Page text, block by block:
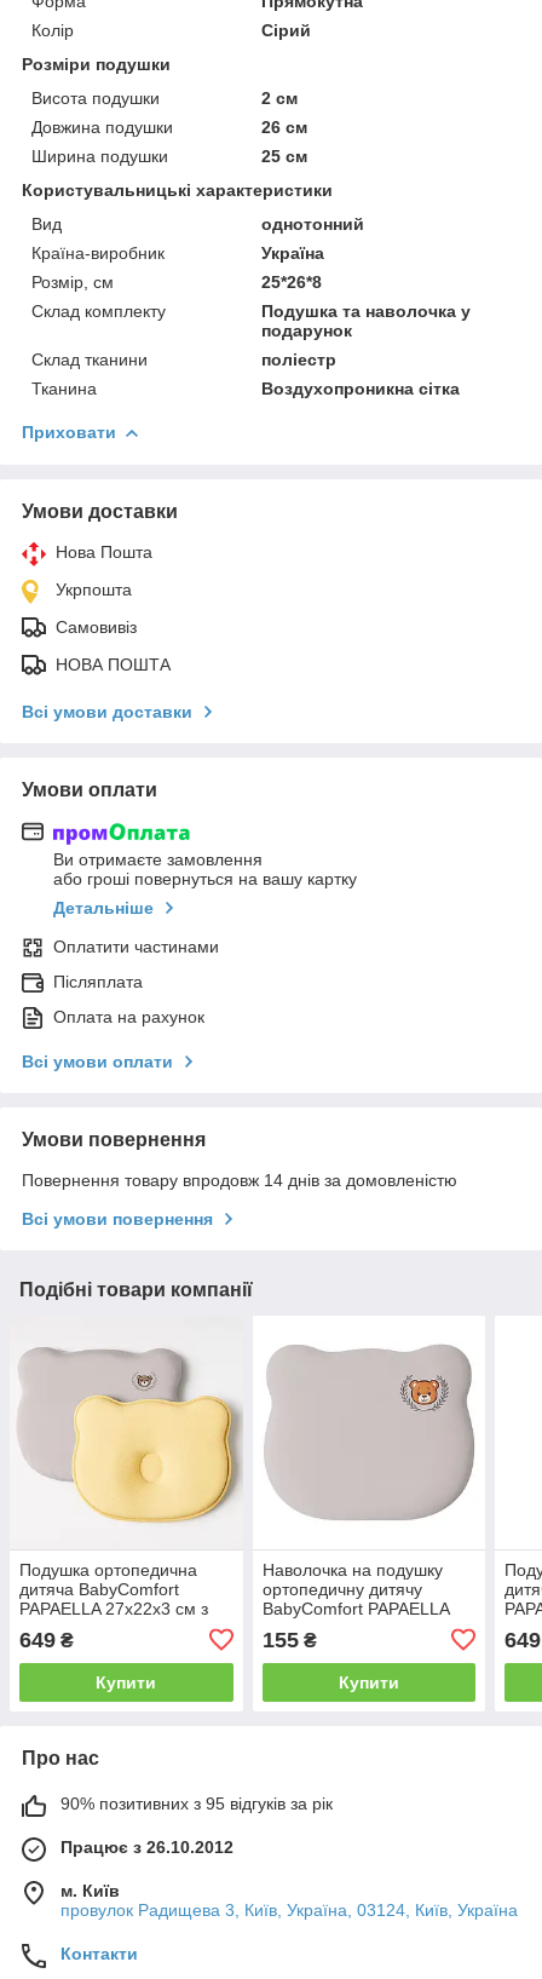
Колір
Сірий
Розміри подушки
Висота подушки
2 см
Довжина подушки
26 см
Ширина подушки
25 см
Користувальницькі характеристики
Вид
однотонний
Країна-виробник
Україна
Розмір, см
25*26*8
Склад комплекту
Подушка та наволочка у
подарунок
Склад тканини
поліестр
Тканина
Воздухопроникна сітка
Приховати
Умови доставки
Нова Пошта
Укрпошта
Самовивіз
НОВА ПОШТА
Всі умови доставки
Умови оплати
Ви отримаєте замовлення
або гроші повернуться на вашу картку
Детальніше
Оплатити частинами
Післяплата
Оплата на рахунок
Всі умови оплати
Умови повернення
Повернення товару впродовж 14 днів за домовленістю
Всі умови повернення
Подібні товари компанії
Подушка ортопедична
дитяча BabyComfort
PAPAELLA 27х22х3 см з
наволочкою
649 ₴
Купити
Наволочка на подушку
ортопедичну дитячу
BabyComfort PAPAELLA
вишивкою
155₴
Купити
649
Про нас
90% позитивних з 95 відгуків за рік
Працює з 26.10.2012
м. Київ
провулок Радищева 3, Київ, Україна, 03124, Київ, Україна
Контакти